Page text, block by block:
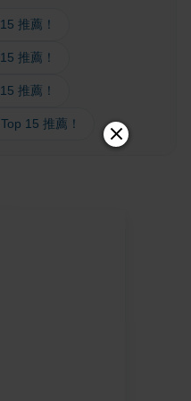
推薦！
推薦！
推薦！
15 推薦！